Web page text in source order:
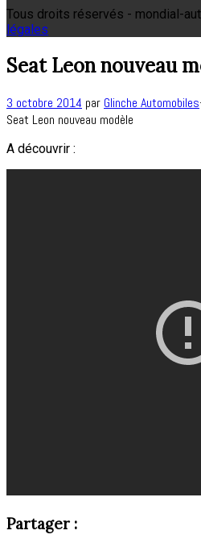
Tous droits réservés - mondial-
légales
Seat Leon nouveau
3 octobre 2014 par Glinche Automobiles·
Seat Leon nouveau modèle
A découvrir :
Partager :